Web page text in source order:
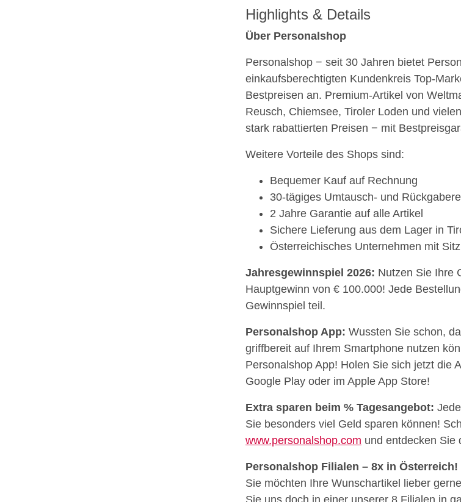
Highlights & Details
Über Personalshop
Personalshop − seit 30 Jahren bietet
einkaufsberechtigten Kundenkreis Top-
Bestpreisen an. Premium-Artikel von
Reusch, Chiemsee, Tiroler Loden und
stark rabattierten Preisen − mit
Weitere Vorteile des Shops sind:
Bequemer Kauf auf Rechnung
30-tägiges Umtausch- und
2 Jahre Garantie auf alle Artikel
Sichere Lieferung aus dem Lager in
Österreichisches Unternehmen mit
Jahresgewinnspiel 2026: Nutzen Sie Ihre
Hauptgewinn von € 100.000! Jede
Gewinnspiel teil.
Personalshop App: Wussten Sie schon,
griffbereit auf Ihrem Smartphone nutzen
Personalshop App! Holen Sie sich jetzt die
Google Play oder im Apple App Store!
Extra sparen beim % Tagesangebot:
Sie besonders viel Geld sparen können!
www.personalshop.com und entdecken Sie
Personalshop Filialen – 8x in Österreich!
Sie möchten Ihre Wunschartikel lieber
Sie uns doch in einer unserer 8 Filialen in